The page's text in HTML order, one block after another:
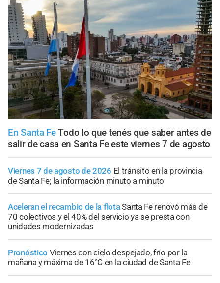
En Santa FeTodo lo que tenés que saber antes de
salir de casa en Santa Fe este viernes 7 de agosto
Viernes 7 de agosto de 2026 El tránsito en la provincia
de Santa Fe; la información minuto a minuto
Aceleran el recambio de la flotaSanta Fe renovó más de
70 colectivos y el 40% del servicio ya se presta con
unidades modernizadas
Pronóstico Viernes con cielo despejado, frío por la
mañana y máxima de 16°C en la ciudad de Santa Fe